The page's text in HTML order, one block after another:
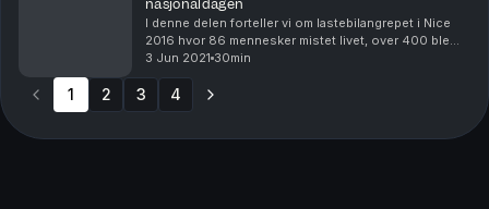
nasjonaldagen
I denne delen forteller vi om lastebilangrepet i Nice
2016 hvor 86 mennesker mistet livet, over 400 ble
skadet og tusenvis fikk psykiske skader.
Programledere i denne episoden er Ida Lunde og
Mariann...
3 Jun 2021 30min
1 2 3 4